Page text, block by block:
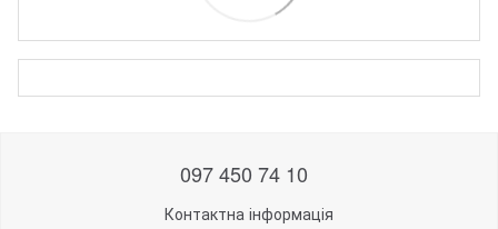
097 450 74 10
Контактна інформація